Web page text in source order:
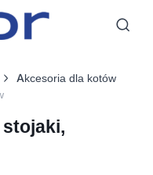
Akcesoria dla kotów